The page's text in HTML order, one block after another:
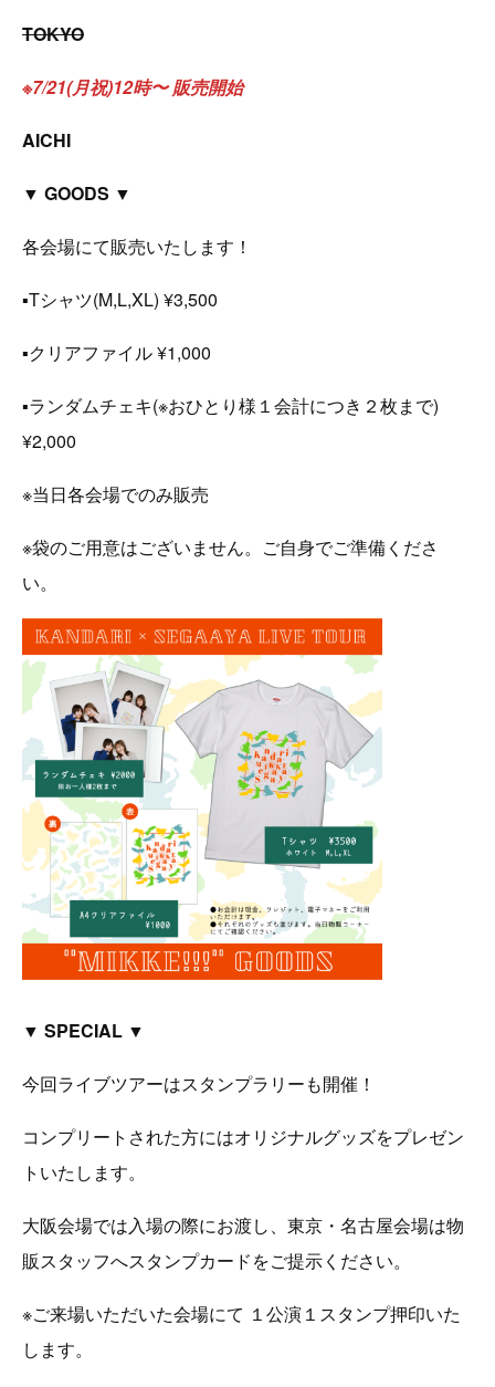
TOKYO
※7/21(月祝)12時〜 販売開始
AICHI
▼ GOODS ▼
各会場にて販売いたします！
▪︎Tシャツ(M,L,XL) ¥3,500
▪︎クリアファイル ¥1,000
▪︎ランダムチェキ(※おひとり様１会計につき２枚まで)
¥2,000
※当日各会場でのみ販売
※袋のご用意はございません。ご自身でご準備くださ
い。
▼ SPECIAL ▼
今回ライブツアーはスタンプラリーも開催！
コンプリートされた方にはオリジナルグッズをプレゼン
トいたします。
大阪会場では入場の際にお渡し、東京・名古屋会場は物
販スタッフへスタンプカードをご提示ください。
※ご来場いただいた会場にて １公演１スタンプ押印いた
します。